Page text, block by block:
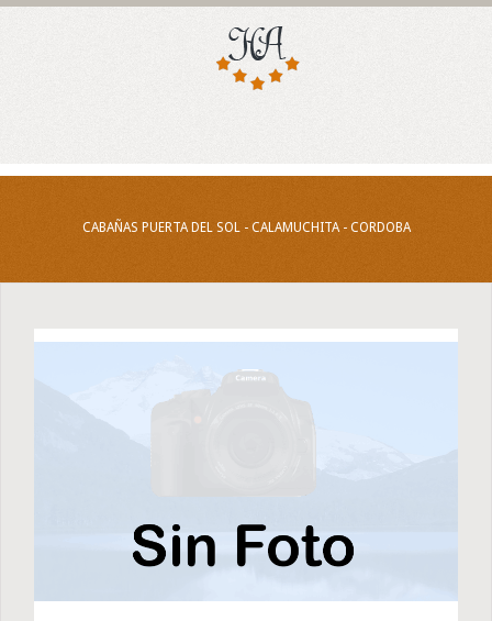
CABAÑAS PUERTA DEL SOL - CALAMUCHITA - CORDOBA